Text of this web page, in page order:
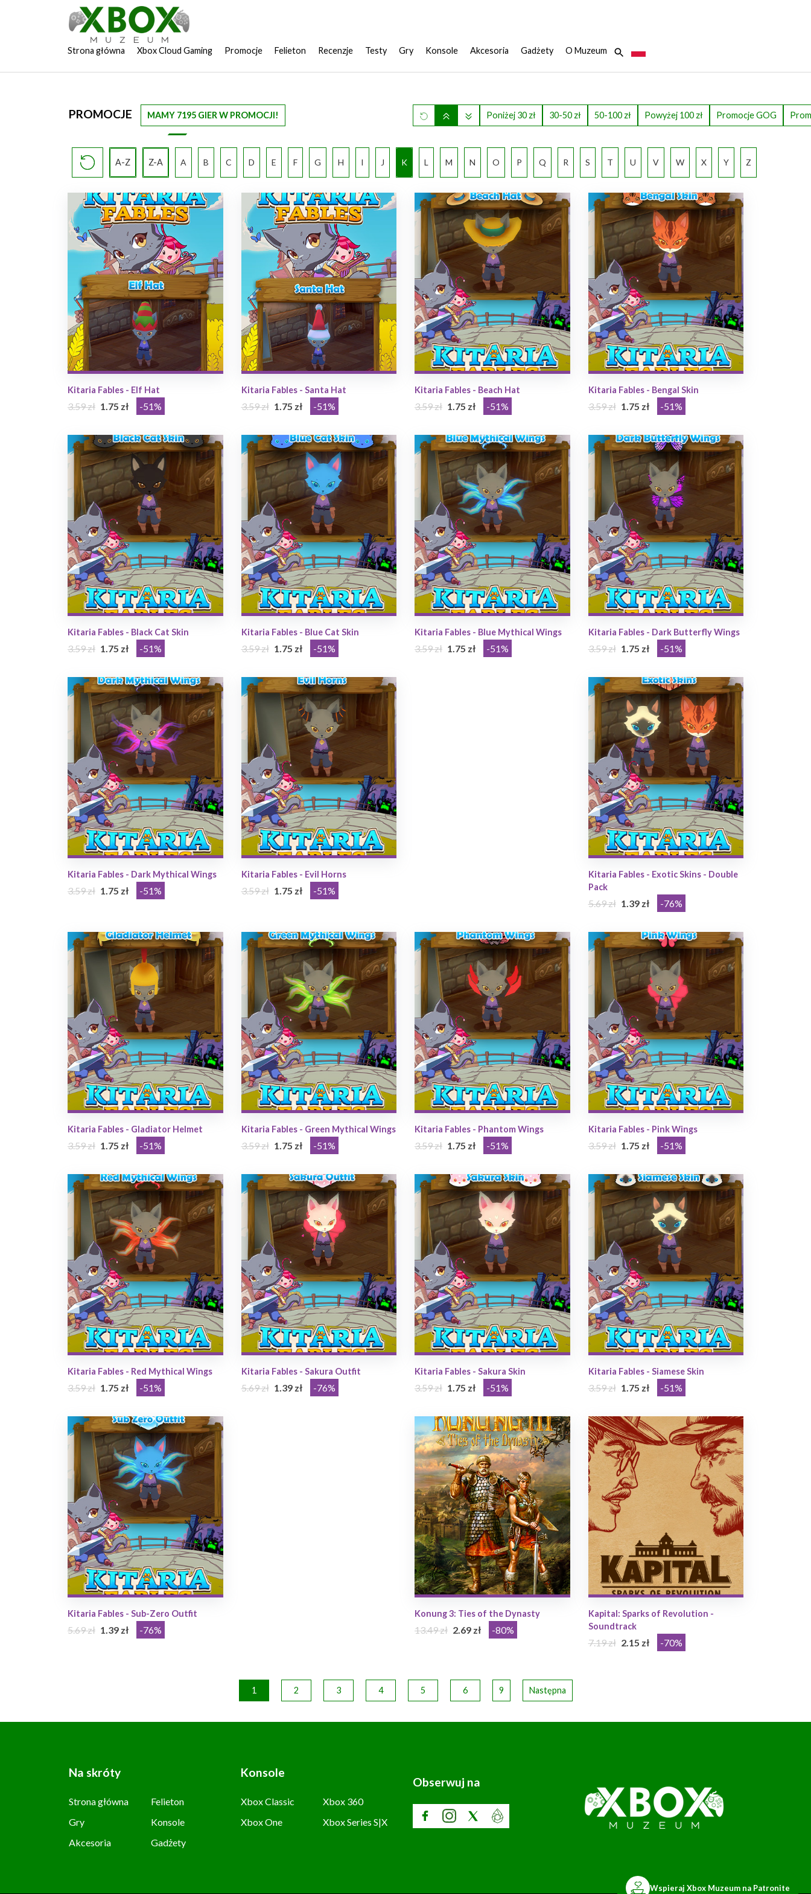
Strona główna Xbox Cloud Gaming Promocje Felieton Recenzje Testy Gry Konsole Akcesoria Gadżety O Muzeum
PROMOCJE MAMY 7195 GIER W PROMOCJI! Poniżej 30 zł 30-50 zł 50-100 zł Powyżej 100 zł Promocje GOG
A-Z Z-A A B C D E F G H I J K L M N O P Q R S T U V W X Y Z
Kitaria Fables - Elf Hat
3.59 zł 1.75 zł -51%
Kitaria Fables - Santa Hat
3.59 zł 1.75 zł -51%
Kitaria Fables - Beach Hat
3.59 zł 1.75 zł -51%
Kitaria Fables - Bengal Skin
3.59 zł 1.75 zł -51%
Kitaria Fables - Black Cat Skin
3.59 zł 1.75 zł -51%
Kitaria Fables - Blue Cat Skin
3.59 zł 1.75 zł -51%
Kitaria Fables - Blue Mythical Wings
3.59 zł 1.75 zł -51%
Kitaria Fables - Dark Butterfly Wings
3.59 zł 1.75 zł -51%
Kitaria Fables - Dark Mythical Wings
3.59 zł 1.75 zł -51%
Kitaria Fables - Evil Horns
3.59 zł 1.75 zł -51%
Kitaria Fables - Exotic Skins - Double
Pack
5.69 zł 1.39 zł -76%
Kitaria Fables - Gladiator Helmet
3.59 zł 1.75 zł -51%
Kitaria Fables - Green Mythical Wings
3.59 zł 1.75 zł -51%
Kitaria Fables - Phantom Wings
3.59 zł 1.75 zł -51%
Kitaria Fables - Pink Wings
3.59 zł 1.75 zł -51%
Kitaria Fables - Red Mythical Wings
3.59 zł 1.75 zł -51%
Kitaria Fables - Sakura Outfit
5.69 zł 1.39 zł -76%
Kitaria Fables - Sakura Skin
3.59 zł 1.75 zł -51%
Kitaria Fables - Siamese Skin
3.59 zł 1.75 zł -51%
Kitaria Fables - Sub-Zero Outfit
5.69 zł 1.39 zł -76%
Konung 3: Ties of the Dynasty
13.49 zł 2.69 zł -80%
Kapital: Sparks of Revolution -
Soundtrack
7.19 zł 2.15 zł -70%
1 2 3 4 5 6 9 Następna
Na skróty
Strona główna
Felieton
Gry
Konsole
Akcesoria
Gadżety
Konsole
Xbox Classic
Xbox 360
Xbox One
Xbox Series S|X
Obserwuj na
Wspieraj Xbox Muzeum na Patronite